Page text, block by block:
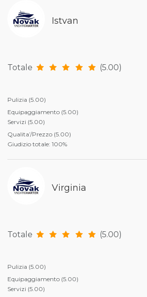
Istvan
Totale (5.00)
Pulizia (5.00)
Equipaggiamento (5.00)
Servizi (5.00)
Qualita’/Prezzo (5.00)
Giudizio totale: 100%
Virginia
Totale (5.00)
Pulizia (5.00)
Equipaggiamento (5.00)
Servizi (5.00)